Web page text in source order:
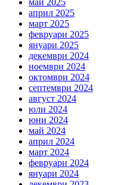
май 2025
април 2025
март 2025
февруари 2025
януари 2025
декември 2024
ноември 2024
октомври 2024
септември 2024
август 2024
юли 2024
юни 2024
май 2024
април 2024
март 2024
февруари 2024
януари 2024